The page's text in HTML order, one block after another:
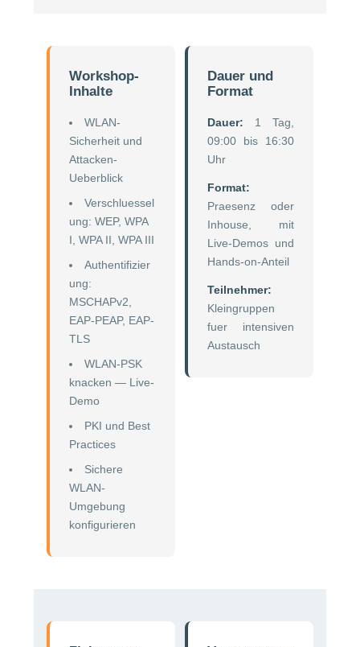
Workshop-
Inhalte
WLAN-
Sicherheit und
Attacken-
Ueberblick
Verschluessel
ung: WEP, WPA
I, WPA II, WPA III
Authentifizier
ung:
MSCHAPv2,
EAP-PEAP, EAP-
TLS
WLAN-PSK
knacken — Live-
Demo
PKI und Best
Practices
Sichere
WLAN-
Umgebung
konfigurieren
Dauer und
Format
Dauer: 1 Tag,
09:00 bis 16:30
Uhr
Format:
Praesenz oder
Inhouse, mit
Live-Demos und
Hands-on-Anteil
Teilnehmer:
Kleingruppen
fuer intensiven
Austausch